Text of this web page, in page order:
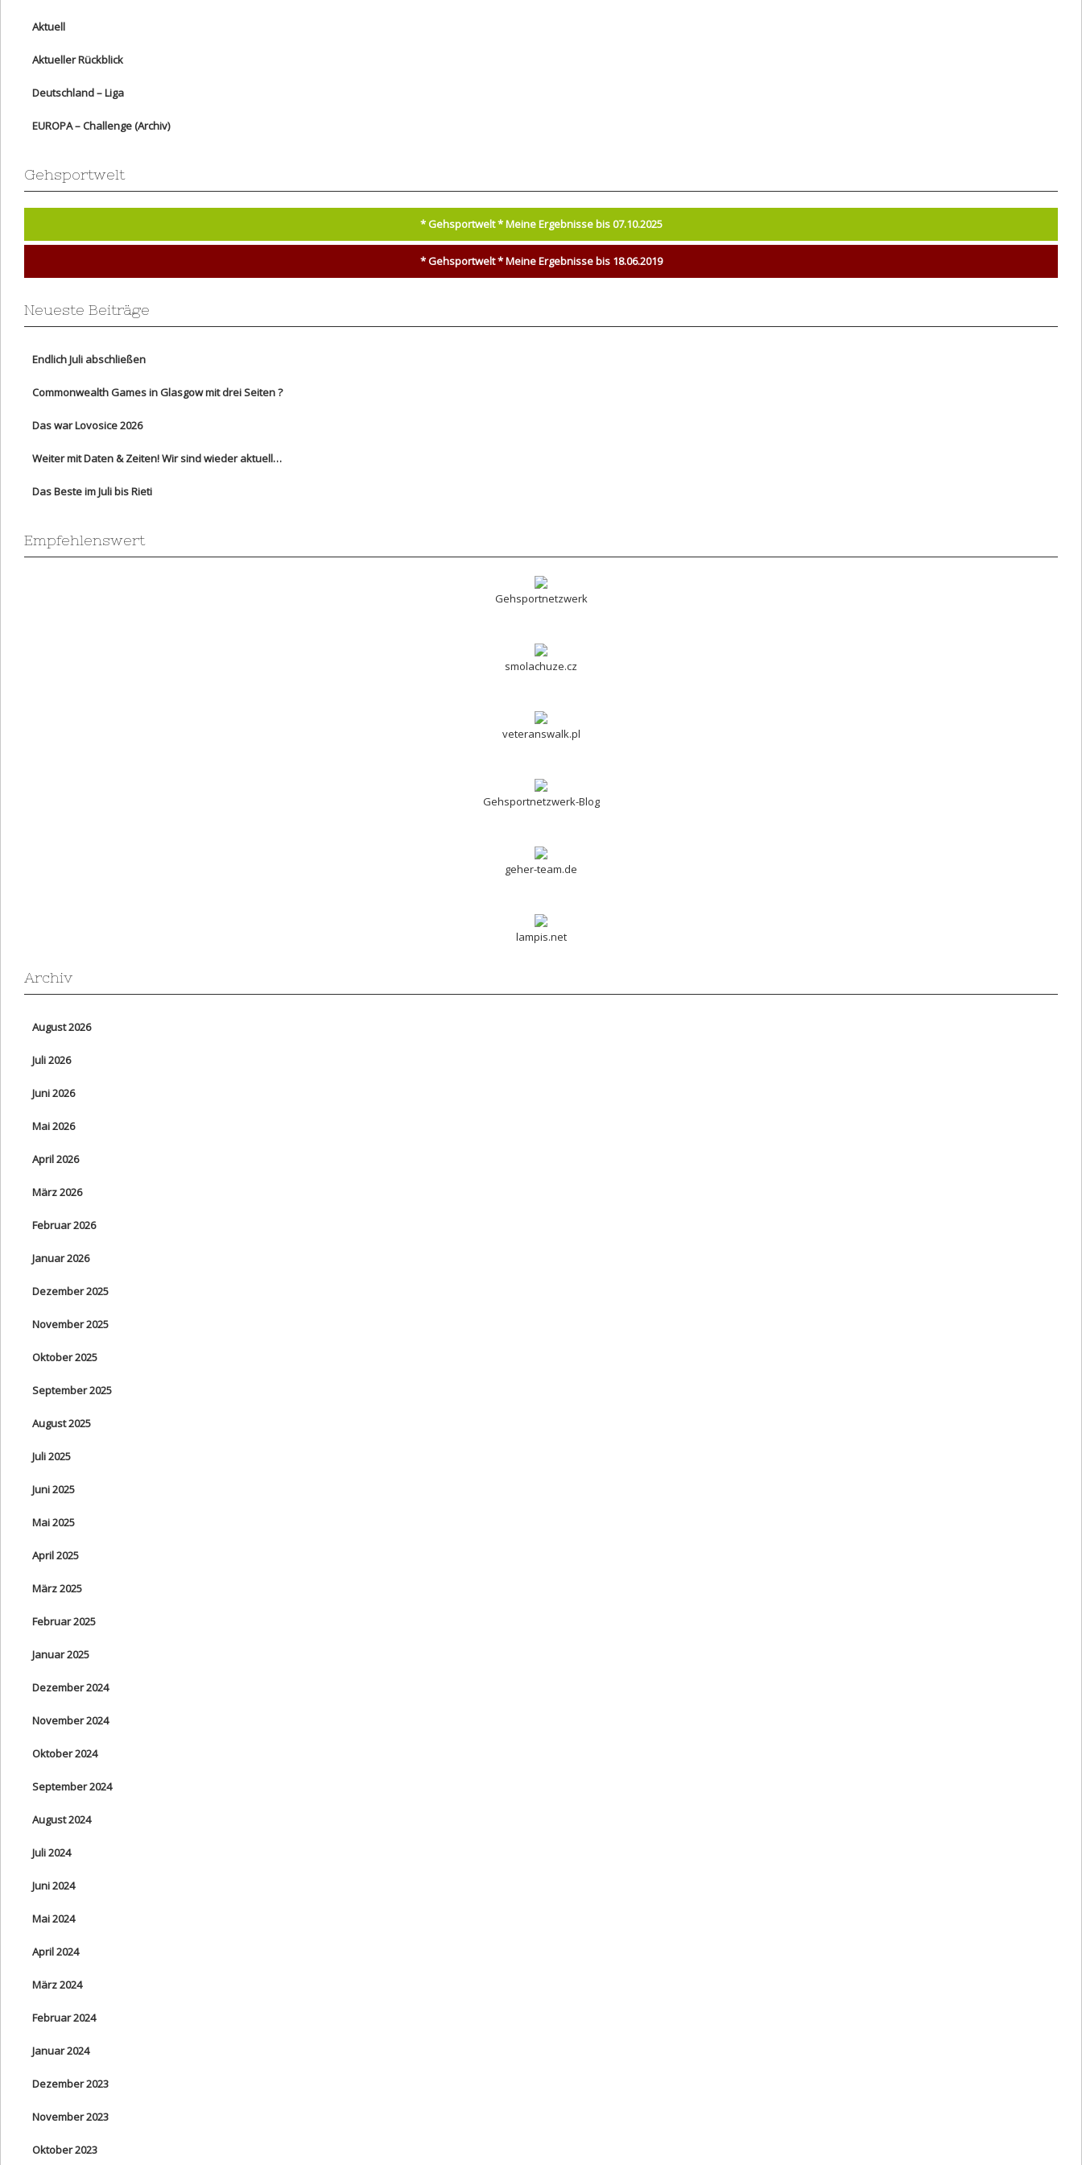
Aktuell
Aktueller Rückblick
Deutschland – Liga
EUROPA – Challenge (Archiv)
Gehsportwelt
* Gehsportwelt * Meine Ergebnisse bis 07.10.2025
* Gehsportwelt * Meine Ergebnisse bis 18.06.2019
Neueste Beiträge
Endlich Juli abschließen
Commonwealth Games in Glasgow mit drei Seiten ?
Das war Lovosice 2026
Weiter mit Daten & Zeiten! Wir sind wieder aktuell…
Das Beste im Juli bis Rieti
Empfehlenswert
Gehsportnetzwerk
smolachuze.cz
veteranswalk.pl
Gehsportnetzwerk-Blog
geher-team.de
lampis.net
Archiv
August 2026
Juli 2026
Juni 2026
Mai 2026
April 2026
März 2026
Februar 2026
Januar 2026
Dezember 2025
November 2025
Oktober 2025
September 2025
August 2025
Juli 2025
Juni 2025
Mai 2025
April 2025
März 2025
Februar 2025
Januar 2025
Dezember 2024
November 2024
Oktober 2024
September 2024
August 2024
Juli 2024
Juni 2024
Mai 2024
April 2024
März 2024
Februar 2024
Januar 2024
Dezember 2023
November 2023
Oktober 2023